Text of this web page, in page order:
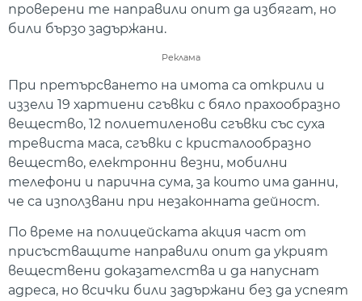
проверени те направили опит да избягат, но
били бързо задържани.
Реклама
При претърсването на имота са открили и
иззели 19 хартиени сгъвки с бяло прахообразно
вещество, 12 полиетиленови сгъвки със суха
тревиста маса, сгъвки с кристалообразно
вещество, електронни везни, мобилни
телефони и парична сума, за които има данни,
че са използвани при незаконната дейност.
По време на полицейската акция част от
присъстващите направили опит да укрият
веществени доказателства и да напуснат
адреса, но всички били задържани без да успеят